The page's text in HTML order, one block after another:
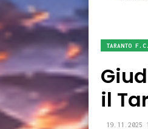
TARANTO
il
19.11.2025